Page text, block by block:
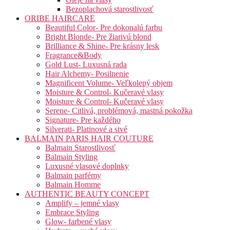
Bezoplachová starostlivosť
ORIBE HAIRCARE
Beautiful Color- Pre dokonalú farbu
Bright Blonde- Pre žiarivú blond
Brilliance & Shine- Pre krásny lesk
Fragrance&Body
Gold Lust- Luxusná rada
Hair Alchemy- Posilnenie
Magnificent Volume- Veľkolepý objem
Moisture & Control- Kučeravé vlasy
Moisture & Control- Kučeravé vlasy
Serene- Citlivá, problémová, mastná pokožka
Signature- Pre každého
Silverati- Platinové a sivé
BALMAIN PARIS HAIR COUTURE
Balmain Starostlivosť
Balmain Styling
Luxusné vlasové doplnky
Balmain parfémy
Balmain Homme
AUTHENTIC BEAUTY CONCEPT
Amplify – jemné vlasy
Embrace Styling
Glow- farbené vlasy